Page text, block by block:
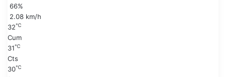
f
66%
2.08 km/h
32℃
Cum
31℃
Cts
30℃